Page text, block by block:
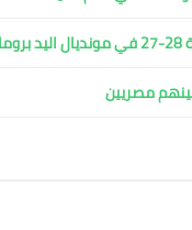
مصريين